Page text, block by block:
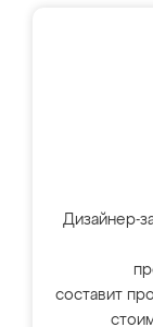
Дизайнер-
составит